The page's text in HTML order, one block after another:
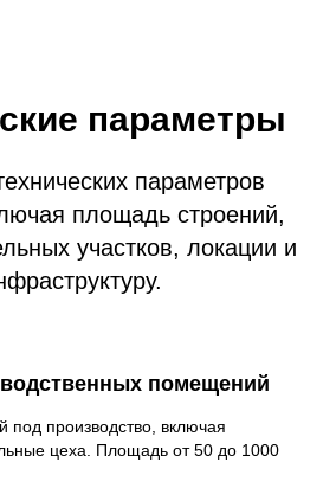
параметры
параметров
площадь строений,
участков, локации и
помещений
производство, включая
цеха. Площадь от 50 до 1000